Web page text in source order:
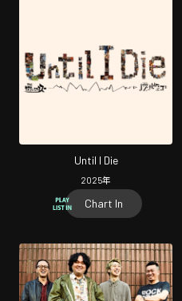
Until I Die
2025年
Chart In